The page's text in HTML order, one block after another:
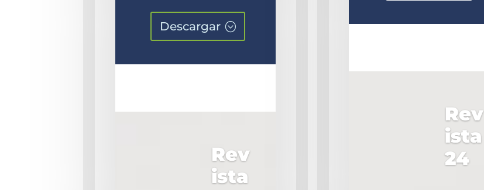
Descargar
Rev
ista
Rev
ista
24